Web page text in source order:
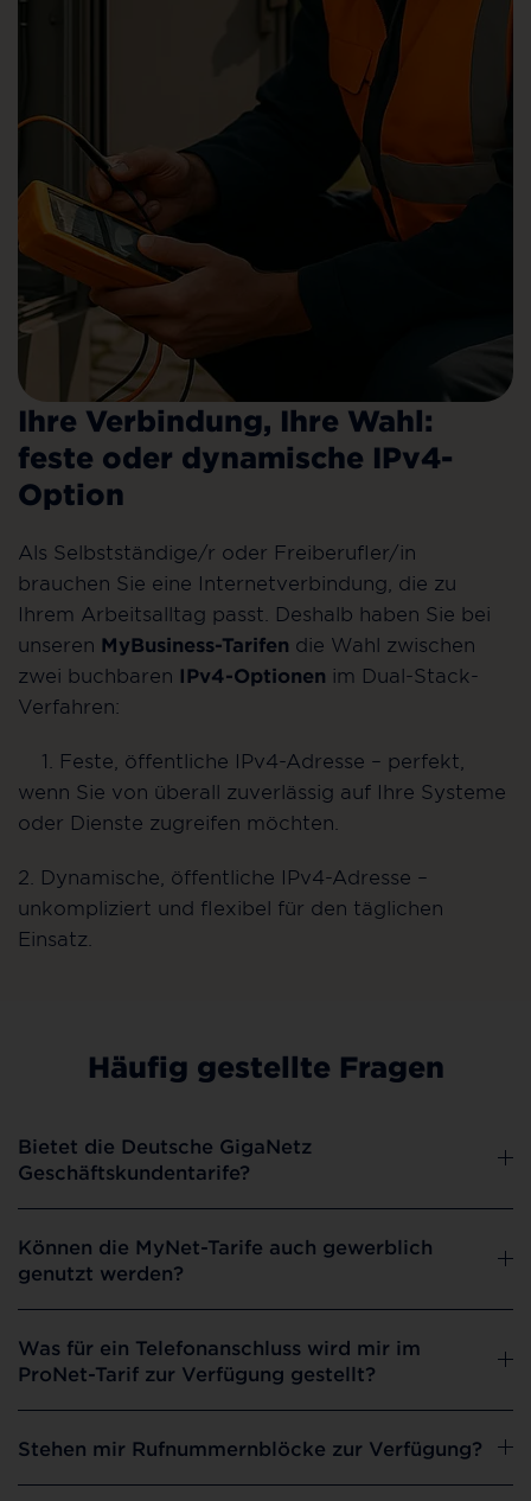
Ihre Verbindung, Ihre Wahl:
feste oder dynamische IPv4-
Option
Als Selbstständige/r oder Freiberufler/in
brauchen Sie eine Internetverbindung, die zu
Ihrem Arbeitsalltag passt. Deshalb haben Sie bei
unseren MyBusiness-Tarifen die Wahl zwischen
zwei buchbaren IPv4-Optionen im Dual-Stack-
Verfahren:
1. Feste, öffentliche IPv4-Adresse – perfekt,
wenn Sie von überall zuverlässig auf Ihre Systeme
oder Dienste zugreifen möchten.
2. Dynamische, öffentliche IPv4-Adresse –
unkompliziert und flexibel für den täglichen
Einsatz.
Häufig gestellte Fragen
Bietet die Deutsche GigaNetz
Geschäftskundentarife?
Können die MyNet-Tarife auch gewerblich
genutzt werden?
Was für ein Telefonanschluss wird mir im
ProNet-Tarif zur Verfügung gestellt?
Stehen mir Rufnummernblöcke zur Verfügung?